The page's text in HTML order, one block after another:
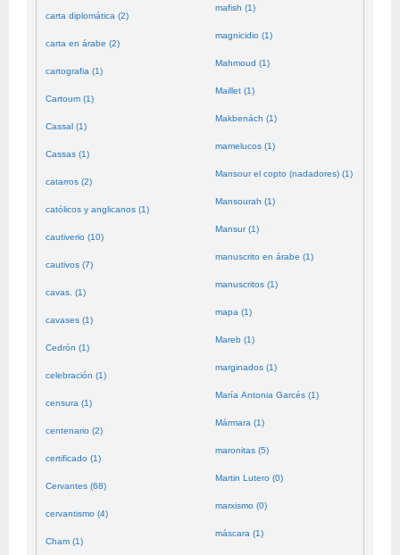
carta diplomática (2)
carta en árabe (2)
cartografia (1)
Cartoum (1)
Cassal (1)
Cassas (1)
catarros (2)
católicos y anglicanos (1)
cautiverio (10)
cautivos (7)
cavas. (1)
cavases (1)
Cedrón (1)
celebración (1)
censura (1)
centenario (2)
certificado (1)
Cervantes (68)
cervantismo (4)
Cham (1)
mafish (1)
magnicidio (1)
Mahmoud (1)
Maillet (1)
Makbenách (1)
mamelucos (1)
Mansour el copto (nadadores) (1)
Mansourah (1)
Mansur (1)
manuscrito en árabe (1)
manuscritos (1)
mapa (1)
Mareb (1)
marginados (1)
María Antonia Garcés (1)
Mármara (1)
maronitas (5)
Martin Lutero (0)
marxismo (0)
máscara (1)